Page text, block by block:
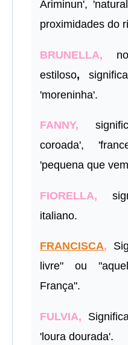
Ariminun',
proximidades do
BRUNELLA,
estiloso,
'moreninha'.
FANNY,
coroada',
'pequena que
FIORELLA,
italiano.
FRANCISCA,
livre" ou
França".
FULVIA,
'loura dourada'.